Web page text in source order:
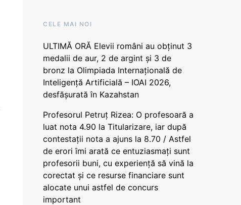
CELE MAI NOI
ULTIMĂ ORĂ Elevii români au obținut 3
medalii de aur, 2 de argint și 3 de
bronz la Olimpiada Internațională de
Inteligență Artificială – IOAI 2026,
desfășurată în Kazahstan
Profesorul Petruț Rizea: O profesoară a
luat nota 4.90 la Titularizare, iar după
contestații nota a ajuns la 8.70 / Astfel
de erori îmi arată ce entuziasmați sunt
profesorii buni, cu experiență să vină la
corectat și ce resurse financiare sunt
alocate unui astfel de concurs
important